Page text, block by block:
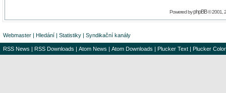
Powered byphpBB© 2001,
Webmaster | Hledání | Statistiky | Syndikační kanály
RSS News | RSS Downloads | Atom News | Atom Downloads | Plucker Text | Plucker Color